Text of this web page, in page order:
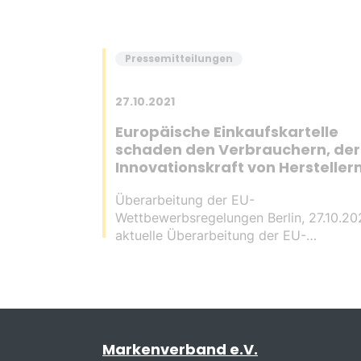
Pressemitteilungen
27.10.2021
Europäische Einkaufskartelle
schaden den Verbrauchern, der
Innovationskraft von
Überarbeitung der EU-
Wettbewerbsregelungen Berlin,
aktuelle Überarbeitung der EU-
als Gatekeeper mahnt…
Markenverband e.V.